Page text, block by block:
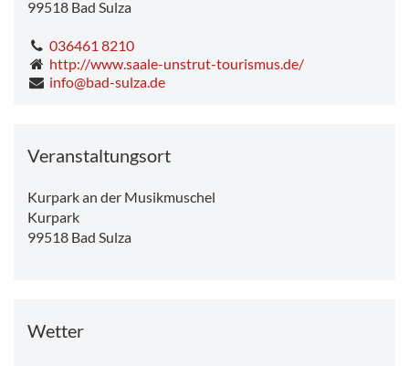
99518 Bad Sulza
036461 8210
http://www.saale-unstrut-tourismus.de/
info@bad-sulza.de
Veranstaltungsort
Kurpark an der Musikmuschel
Kurpark
99518 Bad Sulza
Wetter